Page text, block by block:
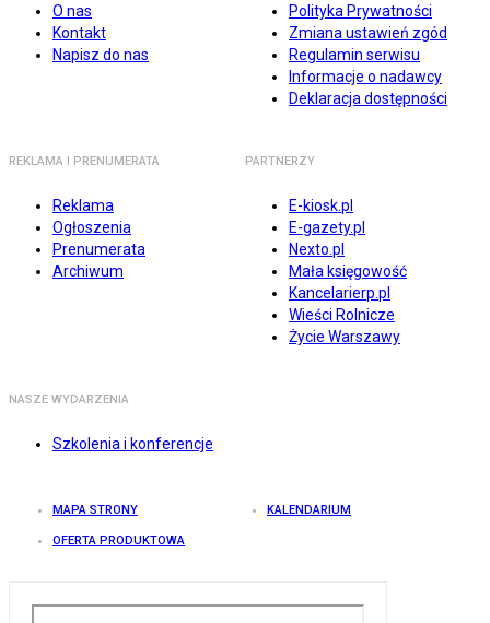
O nas
Kontakt
Napisz do nas
Polityka Prywatności
Zmiana ustawień zgód
Regulamin serwisu
Informacje o nadawcy
Deklaracja dostępności
REKLAMA I PRENUMERATA
Reklama
Ogłoszenia
Prenumerata
Archiwum
PARTNERZY
E-kiosk.pl
E-gazety.pl
Nexto.pl
Mała księgowość
Kancelarierp.pl
Wieści Rolnicze
Życie Warszawy
NASZE WYDARZENIA
Szkolenia i konferencje
MAPA STRONY KALENDARIUM
OFERTA PRODUKTOWA